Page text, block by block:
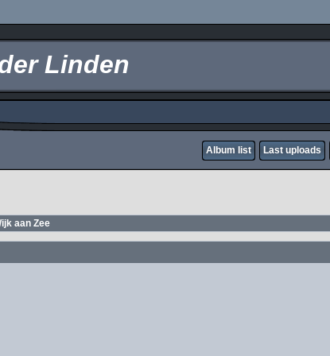
Linden
Album list Last uploads
aan Zee